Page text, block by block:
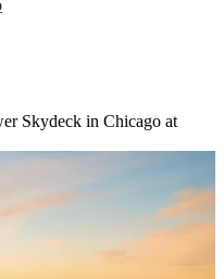
Skydeck in Chicago at